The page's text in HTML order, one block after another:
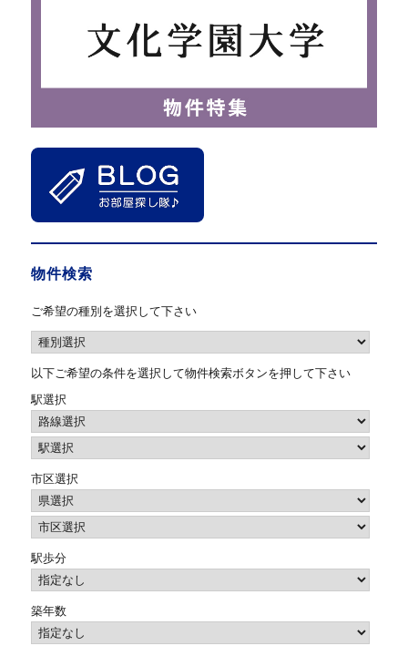
物件検索
ご希望の種別を選択して下さい
以下ご希望の条件を選択して物件検索ボタンを押して下さい
駅選択
市区選択
駅歩分
築年数